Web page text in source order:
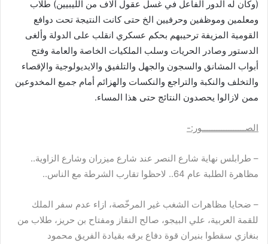
(وكان له الدور الفاعل في غسل عقول آلاف من الليبيين) طلاب
ومعلمين وموظفين وحرفيين الخ حتى كانت النتيجة تحت دوافع
القومية المزيفة ترحيبهم بحكم عسكري انقلب على الدولة وألغى
الدستور وصادر الحريات وسلب الملكيات الخاصة والعامة وفتح
أبواب المشانق والسجون والجهل والتلفيق والايديولوجية والإقصاء
والتخلف والنكبة والتراجع والنكسات والهزائم أمام جميع المخدوعين
ممن لازالوا يحصدون النتائج حتى هذا المساء.
الصــــــــــــــــــور:-
– طرابلس نهاية شارع النصر عند شارع ميزران وشارع الزاوية..
مظاهرة الطلبة عام 64.. لاحظوا تقارب الشرطة مع الناس..
– ضحايا مظاهرات الشغب غير المرخّصة، ازاء عدم سفر الملك
للقمة العربية، علي البيجو، صالح النقاز ومفتاح بن حريز، طلاب من
بنغازي سقطوا بنيران قوة دفاع برقه بقيادة الفريق محمود